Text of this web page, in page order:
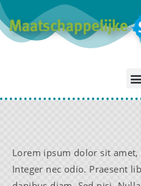
Lorem ipsum dolor sit
Integer nec odio. Praesent